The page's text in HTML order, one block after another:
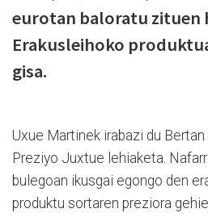
eurotan baloratu zituen
Erakusleihoko
gisa.
Uxue Martinek irabazi du
Preziyo Juxtue lehiaketa.
bulegoan ikusgai egongo den
produktu sortaren preziora